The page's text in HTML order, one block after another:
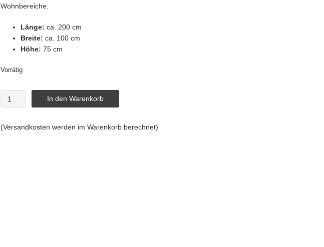
Wohnbereiche.
Länge: ca. 200 cm
Breite: ca. 100 cm
Höhe: 75 cm
Vorrätig
Winzer
Esstisch
-
In den Warenkorb
(Versandkosten werden im Warenkorb berechnet)